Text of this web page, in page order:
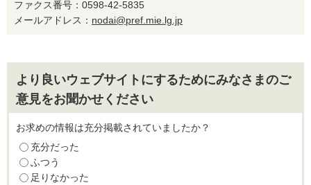
ファクス番号：0598-42-5835
メールアドレス： nodai@pref.mie.lg.jp
より良いウェブサイトにするためにみなさまのご
意見をお聞かせください
お求めの情報は充分掲載されていましたか？
充分だった
ふつう
足りなかった